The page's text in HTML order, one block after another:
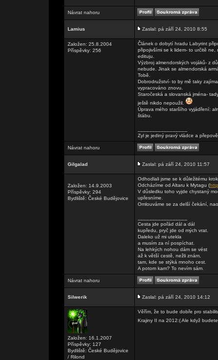
Návrat nahoru
Lamius Zaslal: pá září 24, 2010 8:55
Založen: 25.8.2004
Příspěvky: 256
Článek o dobytí hradu Labyrint
připojivšími se k lidem- to určitě
edituju.
Výzbroj almendorských vojáků- z
nebude. Jinak se almendorská
Tobě.
Dobrodružství- to by mě taky
vypracováno znovu.
Staročeská a slovanská jména-
ještě nikdo nepoužil.
Úprava mého staršího vyjádření:
štábu.
Zyl je jediný pravý vládce a
Návrat nahoru
Gilgalad Zaslal: pá září 24, 2010 11:57
Založen: 14.9.2003
Příspěvky: 294
Bydliště: České Budějovice
Odhodlali jsme se k důležitému
Odcházíme od Altaru k Mytagu (
V důsledku toho vyjde chystaný
upřesníme.
Omlouváme se za delší čekání,
Cesta jde pořád dál a dál
kupředu, pryč jde od mých vrat.
Daleko už mi utekla
a musím za ní pospíchat.
Na lehkých nohou dám se vést
až k větší cestě, nežli znám,
tam, kde se stýká mnoho cest.
A potom kam? To nevím sám.
Návrat nahoru
Silwerik Zaslal: pá září 24, 2010 14:12
Založen: 16.1.2007
Příspěvky: 127
Bydliště: České Budějovice
/ Rilond
Věřím, že to bude dobře pro
Krajiny II na 2012:( Ale když